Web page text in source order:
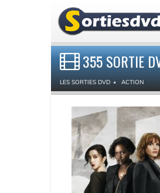
355 SORTIE
LES SORTIES DVD ACTION